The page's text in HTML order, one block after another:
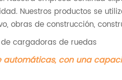
Nuestros productos se
obras de construcción,
cargadoras de ruedas
automáticas, con una